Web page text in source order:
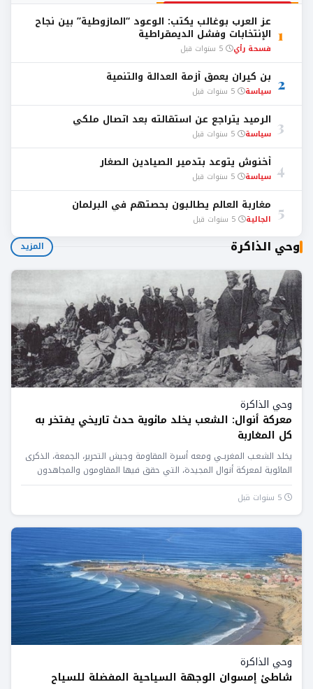
1
عز العرب بوغالب يكتب: الوعود “المازوطية” بين نجاح
الإنتخابات وفشل الديمقراطية
فسحة رأي
2 بن كيران يعمق أزمة العدالة والتنمية
سياسة
3 الرميد يتراجع عن استقالته بعد اتصال ملكي
سياسة
4 أخنوش يتوعد بتدمير الصيادين الصغار
سياسة
5 مغاربة العالم يطالبون بحصتهم في البرلمان
الجالية
وحي الذاكرة المزيد
وحي الذاكرة
معركة أنوال: الشعب يخلد مائوية حدث تاريخي يفتخر به
كل المغاربة
يخلد الشعـب المغربـي ومعه أسرة المقاومة وجيش التحرير، الجمعة، الذكرى
المائوية لمعركة أنوال المجيدة، التي حقق فيها المقاومون والمجاهدون
المغاربة...
وحي الذاكرة
شاطئ إمسوان الوجهة السياحية المفضلة للسياح